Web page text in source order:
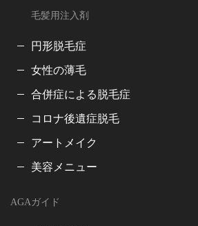
毛髪用注入剤
円形脱毛症
女性の薄毛
合併症による脱毛症
コロナ後遺症脱毛
アートメイク
美容メニュー
AGAガイド